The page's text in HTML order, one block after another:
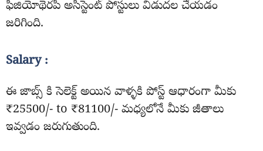
ఫిజియోథెరపీ అసిస్టెంట్ పోస్టులు విడుదల చేయడం
జరిగింది.
Salary :
ఈ జాబ్స్ కి సెలెక్ట్ అయిన వాళ్ళకి పోస్ట్ ఆధారంగా మీకు
₹25500/- to ₹81100/- మధ్యలోనే మీకు జీతాలు
ఇవ్వడం జరుగుతుంది.